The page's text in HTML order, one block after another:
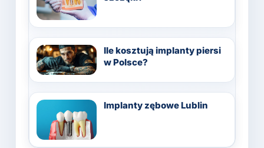
Ile kosztują implanty piersi
w Polsce?
Implanty zębowe Lublin